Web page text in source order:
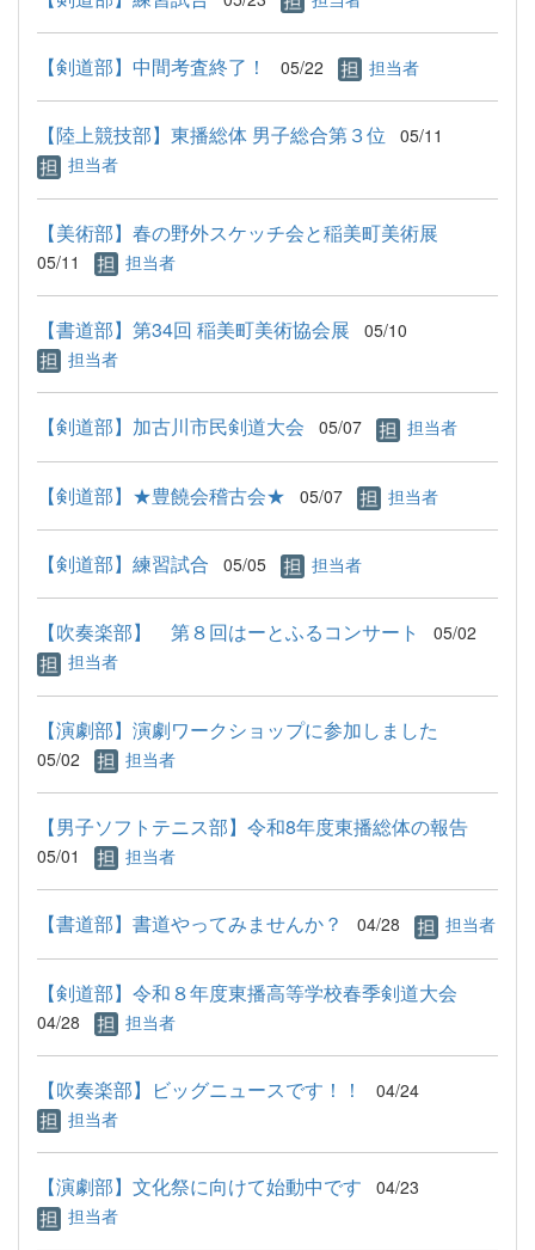
【剣道部】中間考査終了！ 05/22 担当者
【陸上競技部】東播総体 男子総合第３位
05/11
担当者
【美術部】春の野外スケッチ会と稲美町美術展
05/11 担当者
【書道部】第34回 稲美町美術協会展
05/10
担当者
【剣道部】加古川市民剣道大会 05/07 担当者
【剣道部】★豊饒会稽古会★ 05/07 担当者
【剣道部】練習試合 05/05 担当者
【吹奏楽部】 第８回はーとふるコンサート
05/02
担当者
【演劇部】演劇ワークショップに参加しました
05/02 担当者
【男子ソフトテニス部】令和8年度東播総体の報告
05/01 担当者
【書道部】書道やってみませんか？ 04/28 担当者
【剣道部】令和８年度東播高等学校春季剣道大会
04/28 担当者
【吹奏楽部】ビッグニュースです！！
04/24
担当者
【演劇部】文化祭に向けて始動中です
04/23
担当者